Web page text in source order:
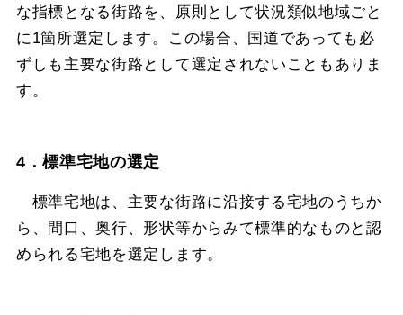
な指標となる街路を、原則として状況類似地域ごと
に1箇所選定します。この場合、国道であっても必
ずしも主要な街路として選定されないこともありま
す。
4．標準宅地の選定
標準宅地は、主要な街路に沿接する宅地のうちか
ら、間口、奥行、形状等からみて標準的なものと認
められる宅地を選定します。